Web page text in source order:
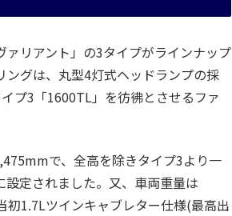
リアント」の3タイプがラインナップ
グは、丸型4灯式ヘッドランプの採
プ3「1600TL」を彷彿とさせるファ
で、全高を除きタイプ3より一
定されました。又、車両重量は
1.7Lツインキャブレター仕様(最高出